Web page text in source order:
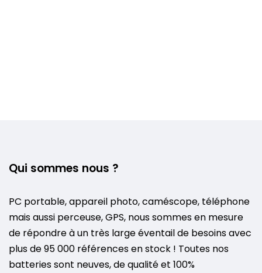
Qui sommes nous ?
PC portable, appareil photo, caméscope, téléphone
mais aussi perceuse, GPS, nous sommes en mesure
de répondre à un très large éventail de besoins avec
plus de 95 000 références en stock ! Toutes nos
batteries sont neuves, de qualité et 100%